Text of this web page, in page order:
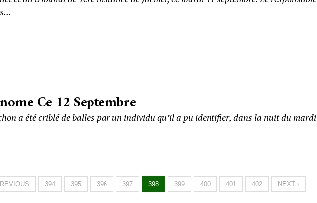
Ce 12 Septembre
a été criblé de balles par un individu qu’il a pu identifier, dans la nuit du mardi
394 395 396 397 398 399 400 401 402 NEXT ›